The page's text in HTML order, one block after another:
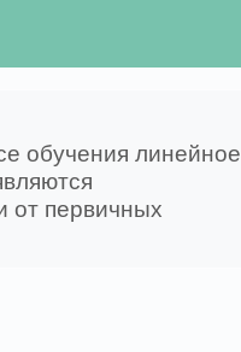
обучения линейное
первичных